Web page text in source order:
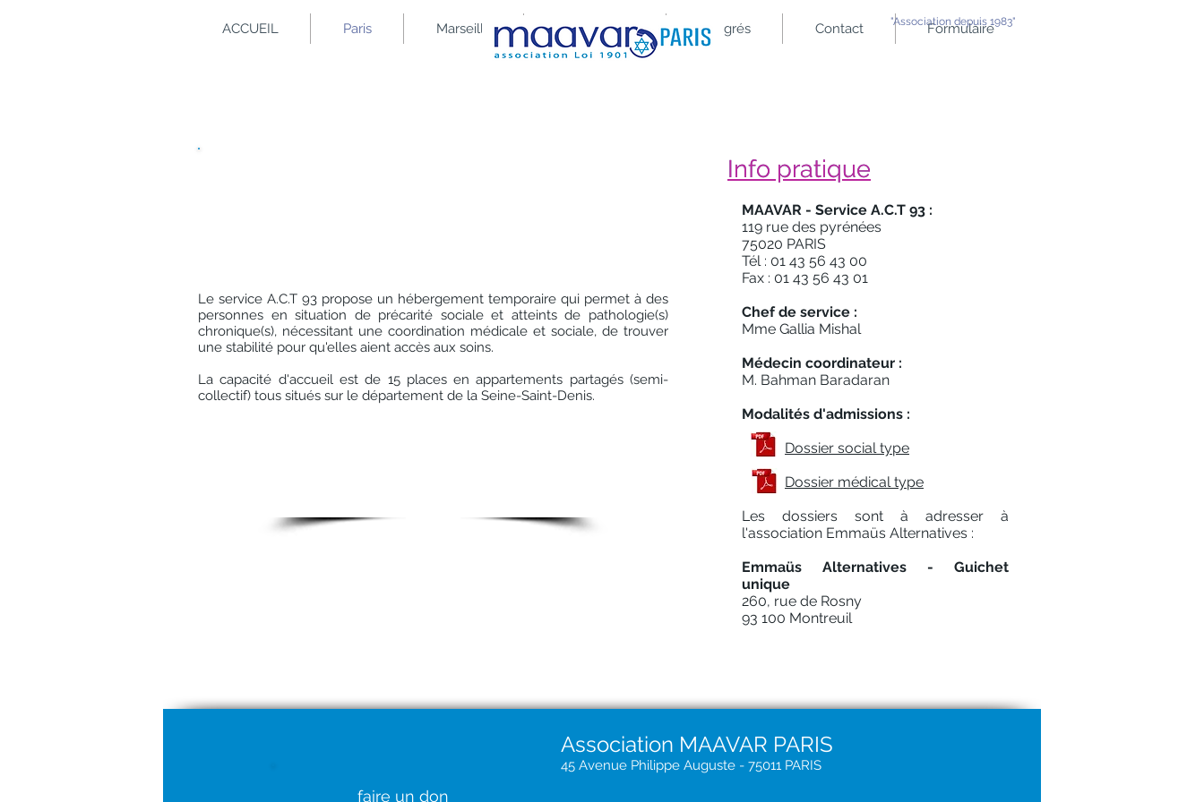
ACCUEIL Paris Marseille L'association Congrés Contact Formulaire
Le service A.C.T 93 propose un hébergement temporaire qui permet à des
personnes en situation de précarité sociale et atteints de pathologie(s)
chronique(s), nécessitant une coordination médicale et sociale, de trouver
une stabilité pour qu'elles aient accès aux soins.
La capacité d'accueil est de 15 places en appartements partagés (semi-
collectif) tous situés sur le département de la Seine-Saint-Denis.
Info pratique
MAAVAR - Service A.C.T 93 :
119 rue des pyrénées
75020 PARIS
Tél : 01 43 56 43 00
Fax : 01 43 56 43 01
Chef de service :
Mme Gallia Mishal
Médecin coordinateur :
M. Bahman Baradaran
Modalités d'admissions :
Dossier social type
Dossier médical type
Les dossiers sont à adresser à
l'association Emmaüs Alternatives :
Emmaüs Alternatives - Guichet
unique
260, rue de Rosny
93 100 Montreuil
Info pratique
"Association depuis 1983"
faire un don
Association MAAVAR PARIS
45 Avenue Philippe Auguste - 75011 PARIS